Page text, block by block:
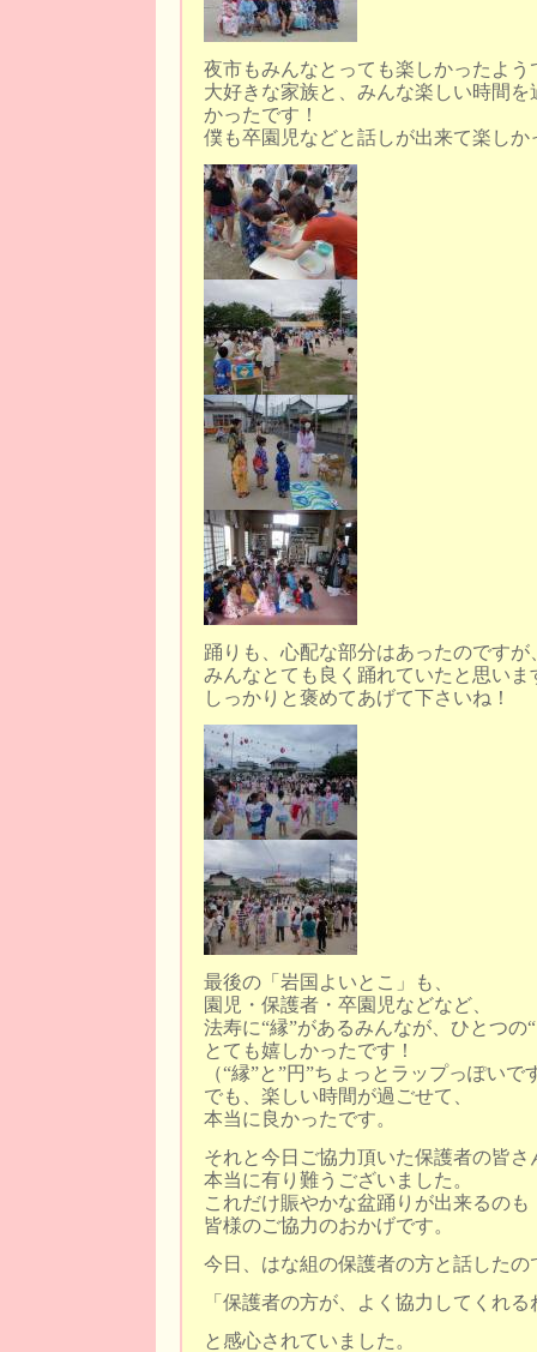
夜市もみんなとっても楽しかったよう
大好きな家族と、みんな楽しい時間
かったです！
僕も卒園児などと話しが出来て楽しか
踊りも、心配な部分はあったのですが
みんなとても良く踊れていたと思いま
しっかりと褒めてあげて下さいね！
最後の「岩国よいとこ」も、
園児・保護者・卒園児などなど、
法寿に“縁”があるみんなが、ひとつの
とても嬉しかったです！
（“縁”と”円”ちょっとラップっぽい
でも、楽しい時間が過ごせて、
本当に良かったです。
それと今日ご協力頂いた保護者の皆さ
本当に有り難うございました。
これだけ賑やかな盆踊りが出来るのも
皆様のご協力のおかげです。
今日、はな組の保護者の方と話したの
「保護者の方が、よく協力してくれる
と感心されていました。